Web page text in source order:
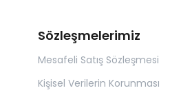
Sözleşmelerimiz
Mesafeli Satış Sözleşmesi
Kişisel Verilerin Korunması